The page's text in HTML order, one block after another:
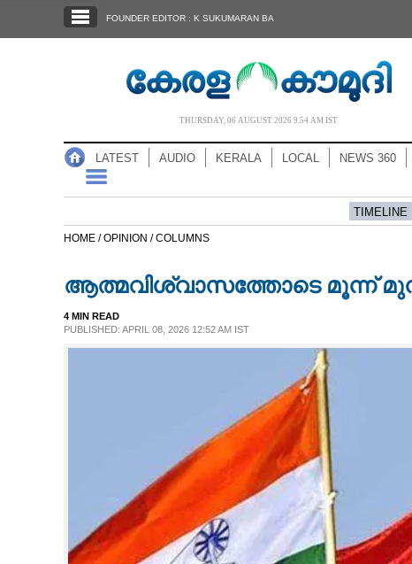
NOTIFIED NEWS
FOUNDER EDITOR : K SUKUMARAN BA
THURSDAY, 06 AUGUST 2026 9.54 AM IST
LATEST AUDIO KERALA LOCAL NEWS 360
TIMELINE
HOME /OPINION /COLUMNS
ആത്മവിശ്വാസത്തോടെ മൂന്ന്
4 MIN READ
PUBLISHED: APRIL 08, 2026 12:52 AM IST